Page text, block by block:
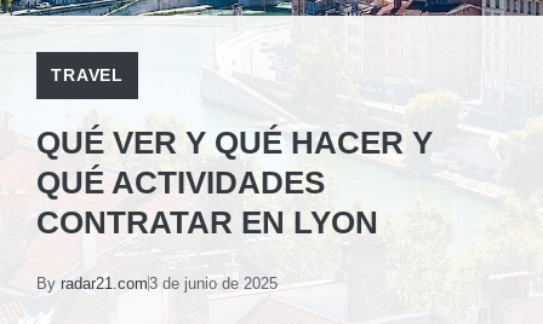
TRAVEL
QUÉ VER Y QUÉ HACER Y
QUÉ ACTIVIDADES
CONTRATAR EN LYON
By radar21.com3 de junio de 2025